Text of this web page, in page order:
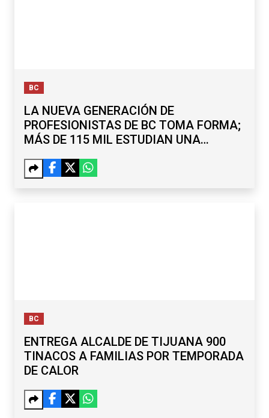
BC
LA NUEVA GENERACIÓN DE
PROFESIONISTAS DE BC TOMA FORMA;
MÁS DE 115 MIL ESTUDIAN UNA
BC
ENTREGA ALCALDE DE TIJUANA 900
TINACOS A FAMILIAS POR TEMPORADA
DE CALOR